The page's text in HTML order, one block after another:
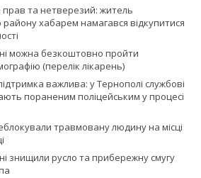
прав та нетверезий: житель
району хабарем намагався відкупитися
можна безкоштовно пройти
(перелік лікарень)
важлива: у Тернополі службові
пораненим поліцейським у процесі
травмовану людину на місці
знищили русло та прибережну смугу